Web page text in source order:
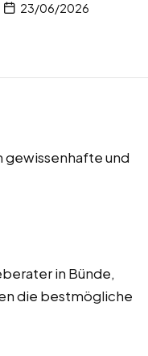
23/06/2026
gewissenhafte und
in Bünde,
die bestmögliche